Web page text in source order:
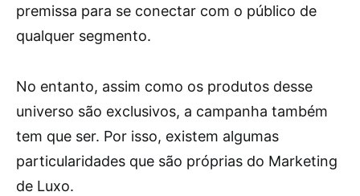
premissa para se conectar com o público de
qualquer segmento.
No entanto, assim como os produtos desse
universo são exclusivos, a campanha também
tem que ser. Por isso, existem algumas
particularidades que são próprias do Marketing
de Luxo.